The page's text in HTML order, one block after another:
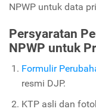
NPWP untuk data
Persyaratan
NPWP untuk
Formulir
resmi DJP.
KTP asli dan